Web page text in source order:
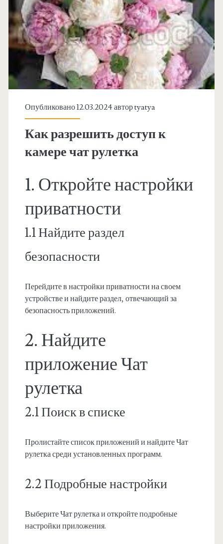
Опубликовано 12.03.2024 авторtyatya
Как разрешить доступ к
камере чат рулетка
1. Откройте настройки
приватности
1.1 Найдите раздел
безопасности
Перейдите в настройки приватности на своем
устройстве и найдите раздел, отвечающий за
безопасность приложений.
2. Найдите
приложение Чат
рулетка
2.1 Поиск в списке
Пролистайте список приложений и найдите Чат
рулетка среди установленных программ.
2.2 Подробные настройки
Выберите Чат рулетка и откройте подробные
настройки приложения.